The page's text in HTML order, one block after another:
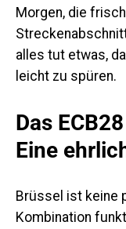
Morgen, die
alles tut etwas,
leicht zu spüren.
Das
Eine
Brüssel ist keine
Kombination